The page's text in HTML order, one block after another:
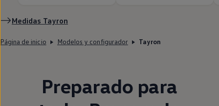
Medidas Tayron
Página de inicio Modelos y configurador Tayron
Preparado para